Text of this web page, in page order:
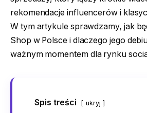
rekomendacje influencerów i
W tym artykule sprawdzamy, jak
Shop w Polsce i dlaczego jego
ważnym momentem dla rynku
Spis treści ukryj